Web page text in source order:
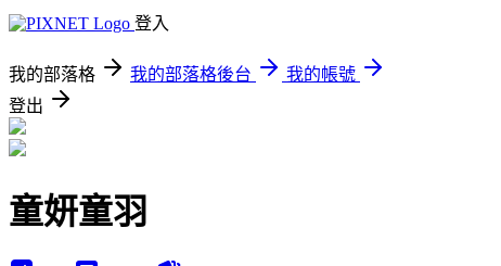
登入
我的部落格 我的部落格後台
我的帳號
登出
童妍童羽